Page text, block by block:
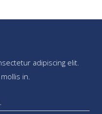
adipiscing elit.
in.